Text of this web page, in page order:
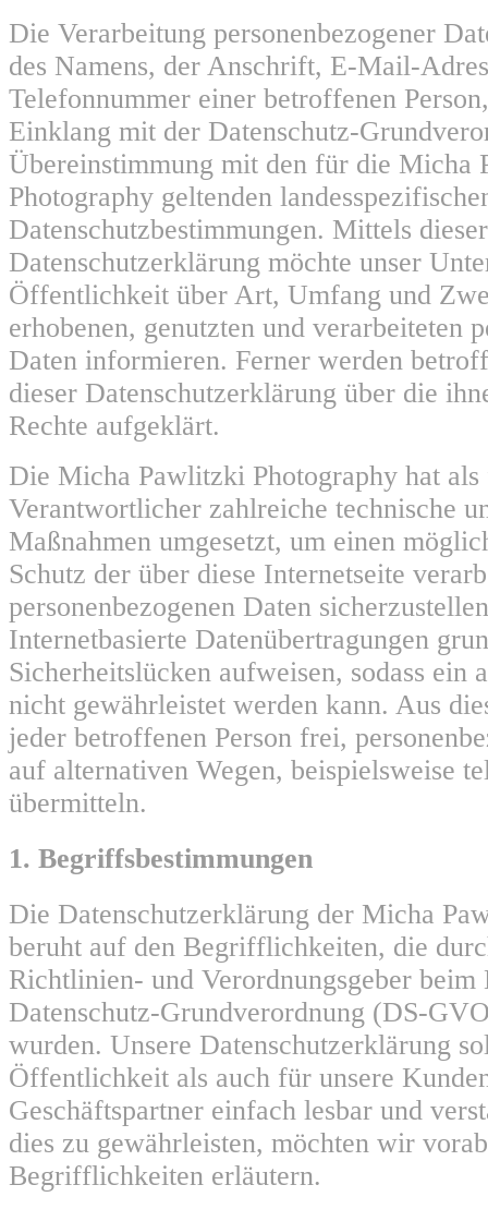
Die Verarbeitung personenbezogener
des Namens, der Anschrift, E-Mail-
Telefonnummer einer betroffenen
Einklang mit der Datenschutz-
Übereinstimmung mit den für die Micha
Photography geltenden
Datenschutzbestimmungen. Mittels dieser
Datenschutzerklärung möchte unser
Öffentlichkeit über Art, Umfang und
erhobenen, genutzten und verarbeiteten
Daten informieren. Ferner werden
dieser Datenschutzerklärung über die
Rechte aufgeklärt.
Die Micha Pawlitzki Photography hat
Verantwortlicher zahlreiche technische
Maßnahmen umgesetzt, um einen
Schutz der über diese Internetseite
personenbezogenen Daten
Internetbasierte Datenübertragungen
Sicherheitslücken aufweisen, sodass ein
nicht gewährleistet werden kann. Aus
jeder betroffenen Person frei,
auf alternativen Wegen, beispielsweise
übermitteln.
1. Begriffsbestimmungen
Die Datenschutzerklärung der Micha
beruht auf den Begrifflichkeiten, die
Richtlinien- und Verordnungsgeber beim
Datenschutz-Grundverordnung (DS-
wurden. Unsere Datenschutzerklärung
Öffentlichkeit als auch für unsere
Geschäftspartner einfach lesbar und
dies zu gewährleisten, möchten wir
Begrifflichkeiten erläutern.